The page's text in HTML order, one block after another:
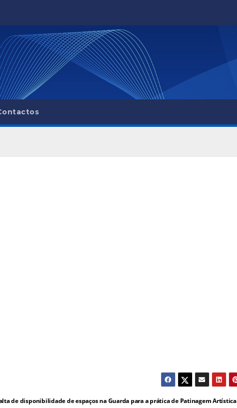
de disponibilidade de espaços na Guarda para a prática de Patinagem Artística